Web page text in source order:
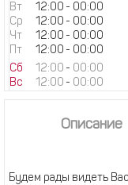
Вт
12:00 - 00:00
Ср
12:00 - 00:00
Чт
12:00 - 00:00
Пт
12:00 - 00:00
Сб
12:00 - 00:00
Вс
12:00 - 00:00
Описание
Будем рады видеть